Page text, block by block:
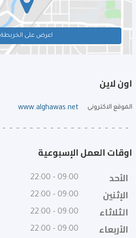
اعرض على الخريطة
اون لاين
الموقع الاكترونى www.alghawas.net
اوقات العمل الإسبوعية
الأحد
09:00 - 22:00
الإثنين 09:00 - 22:00
الثلاثاء 09:00 - 22:00
الأربعاء 09:00 - 22:00